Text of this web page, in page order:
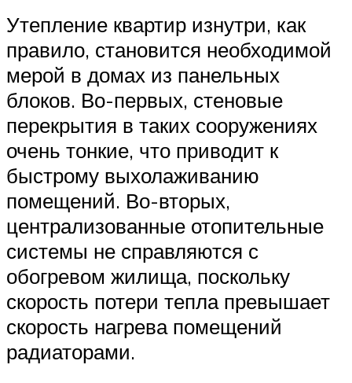
Утепление квартир изнутри, как
правило, становится необходимой
мерой в домах из панельных
блоков. Во-первых, стеновые
перекрытия в таких сооружениях
очень тонкие, что приводит к
быстрому выхолаживанию
помещений. Во-вторых,
централизованные отопительные
системы не справляются с
обогревом жилища, поскольку
скорость потери тепла превышает
скорость нагрева помещений
радиаторами.